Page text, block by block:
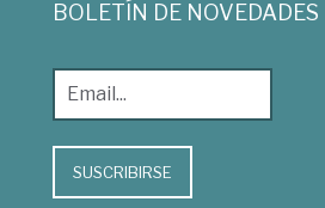
BOLETÍN DE NOVEDADES
SUSCRIBIRSE